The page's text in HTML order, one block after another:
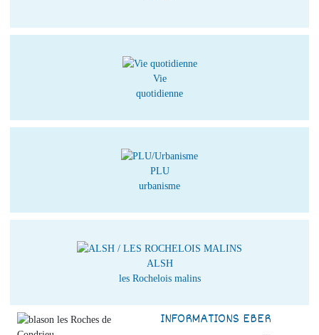
Vie
quotidienne
PLU
urbanisme
ALSH
les Rochelois malins
INFORMATIONS EBER